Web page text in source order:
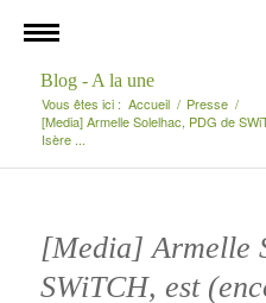
Blog - A la une
Vous êtes ici : Accueil / Presse /
[Media] Armelle Solelhac, PDG de
Isère ...
[Media] Armelle
SWiTCH, est